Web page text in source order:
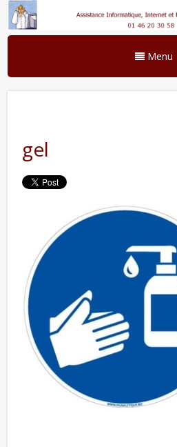
Menu
gel